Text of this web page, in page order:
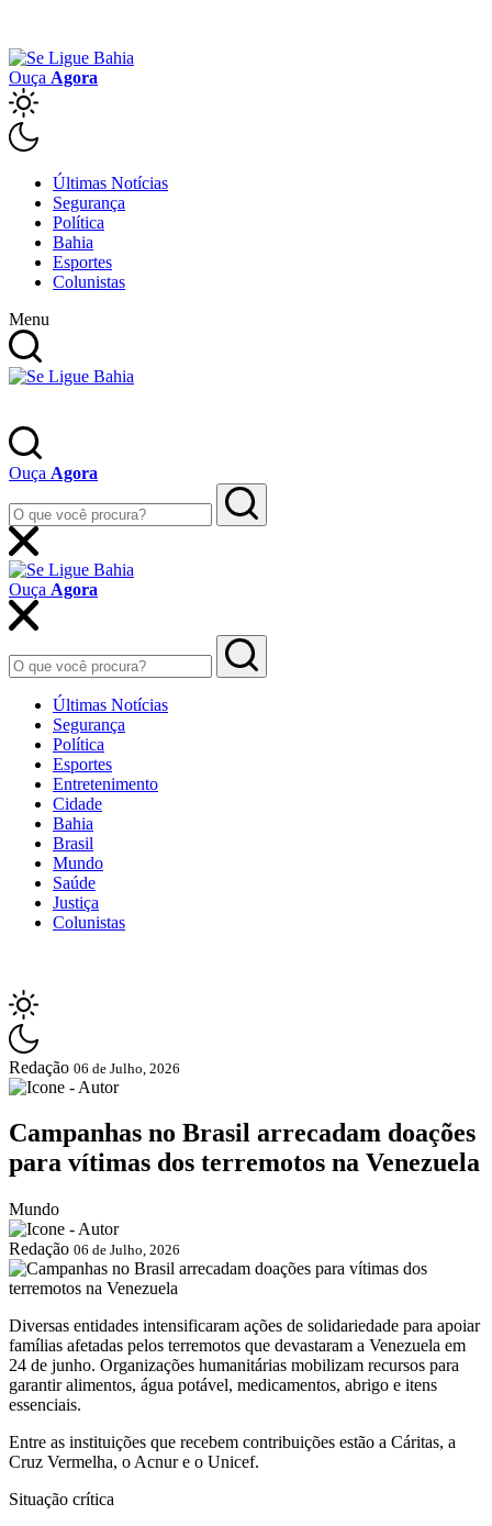
Ouça Agora
Últimas Notícias
Segurança
Política
Bahia
Esportes
Colunistas
Menu
Ouça Agora
Ouça Agora
Últimas Notícias
Segurança
Política
Esportes
Entretenimento
Cidade
Bahia
Brasil
Mundo
Saúde
Justiça
Colunistas
Redação 06 de Julho, 2026
Campanhas no Brasil arrecadam doações
para vítimas dos terremotos na Venezuela
Mundo
Redação 06 de Julho, 2026
Diversas entidades intensificaram ações de solidariedade para apoiar
famílias afetadas pelos terremotos que devastaram a Venezuela em
24 de junho. Organizações humanitárias mobilizam recursos para
garantir alimentos, água potável, medicamentos, abrigo e itens
essenciais.
Entre as instituições que recebem contribuições estão a Cáritas, a
Cruz Vermelha, o Acnur e o Unicef.
Situação crítica